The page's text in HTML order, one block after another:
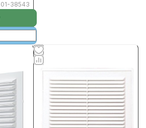
01-38543